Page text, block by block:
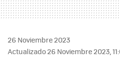
26 Noviembre 2023
Actualizado 26 Noviembre 2023,